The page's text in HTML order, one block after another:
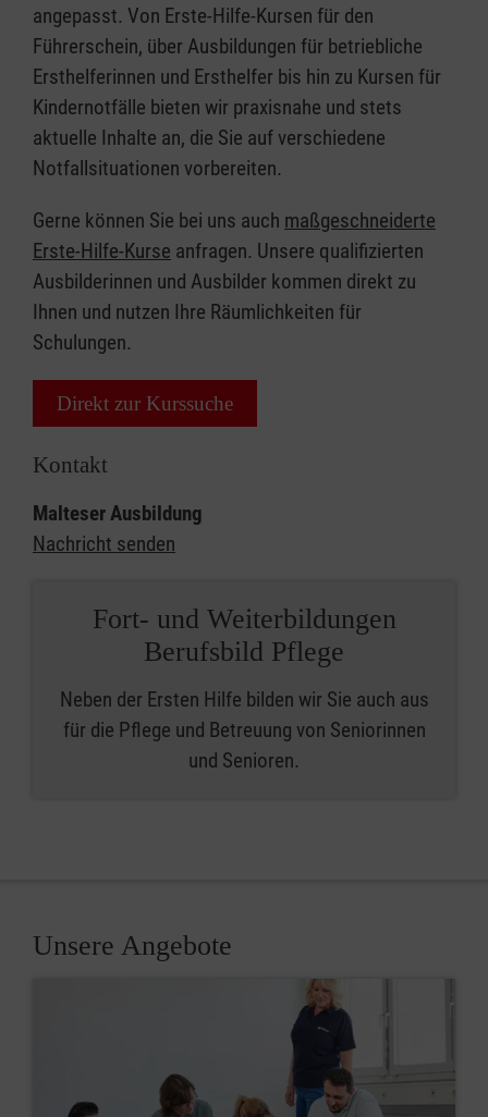
angepasst. Von Erste-Hilfe-Kursen für den
Führerschein, über Ausbildungen für betriebliche
Ersthelferinnen und Ersthelfer bis hin zu Kursen für
Kindernotfälle bieten wir praxisnahe und stets
aktuelle Inhalte an, die Sie auf verschiedene
Notfallsituationen vorbereiten.
Gerne können Sie bei uns auch maßgeschneiderte
Erste-Hilfe-Kurse anfragen. Unsere qualifizierten
Ausbilderinnen und Ausbilder kommen direkt zu
Ihnen und nutzen Ihre Räumlichkeiten für
Schulungen.
Direkt zur Kurssuche
Kontakt
Malteser Ausbildung
Nachricht senden
Fort- und Weiterbildungen
Berufsbild Pflege
Neben der Ersten Hilfe bilden wir Sie auch aus
für die Pflege und Betreuung von Seniorinnen
und Senioren.
Unsere Angebote